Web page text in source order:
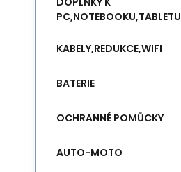
PC,NOTEBOOKU,TABLETU
KABELY,REDUKCE,WIFI
BATERIE
OCHRANNÉ POMŮCKY
AUTO-MOTO